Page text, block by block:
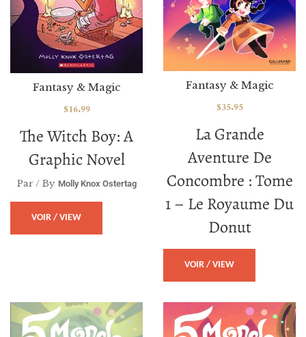
The Witch Boy: A
Graphic Novel
Fantasy & Magic
$16.99
Par / By Molly Knox Ostertag
VOIR / VIEW
La Grande
Aventure De
Concombre : Tome
1 – Le Royaume Du
Donut
Fantasy & Magic
$35.95
VOIR / VIEW